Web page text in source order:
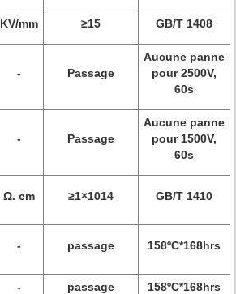
KV/mm ≥15 GB/T 1408
- Passage
Aucune panne
pour 2500V,
60s
- Passage
Aucune panne
pour 1500V,
60s
Ω. cm ≥1×1014 GB/T 1410
- passage 158ºC*168hrs
- passage 158ºC*168hrs